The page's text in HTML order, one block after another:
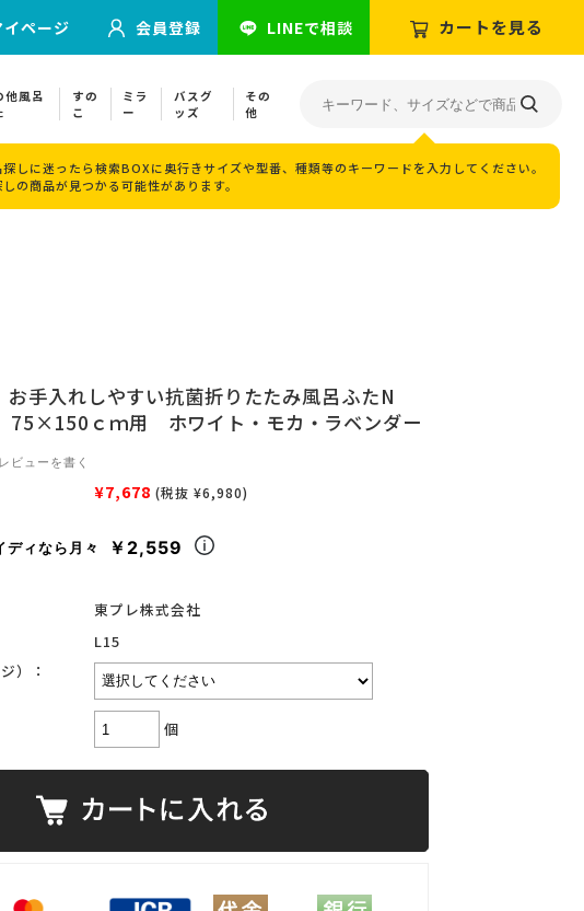
イページ 会員登録 LINEで相談 カートを見る
他風呂
すの
こ
ミラ
ー
バスグ
ッズ
その
他
しに迷ったら検索BOXに奥行きサイズや型番、種類等のキーワードを入力してください。
の商品が見つかる可能性があります。
お手入れしやすい抗菌折りたたみ風呂ふたN
75×150ｃｍ用 ホワイト・モカ・ラベンダー
レビューを書く
¥7,678 (税抜 ¥6,980)
ディなら月々 ￥2,559
東プレ株式会社
L15
）：
個